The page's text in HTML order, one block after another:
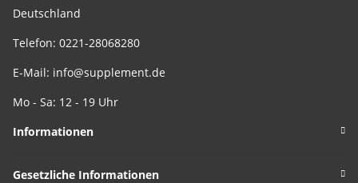
Deutschland
Telefon: 0221-28068280
E-Mail: info@supplement.de
Mo - Sa: 12 - 19 Uhr
Informationen
Gesetzliche Informationen